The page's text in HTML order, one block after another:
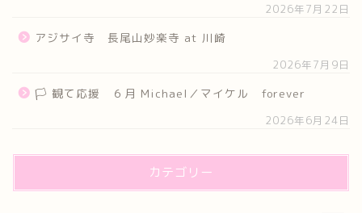
2026年7月22日
アジサイ寺 長尾山妙楽寺 at 川崎
2026年7月9日
🏳 観て応援 ６月 Michael／マイケル forever
2026年6月24日
カテゴリー